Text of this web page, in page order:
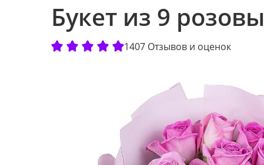
Букет из 9
1407 Отзывов и оценок